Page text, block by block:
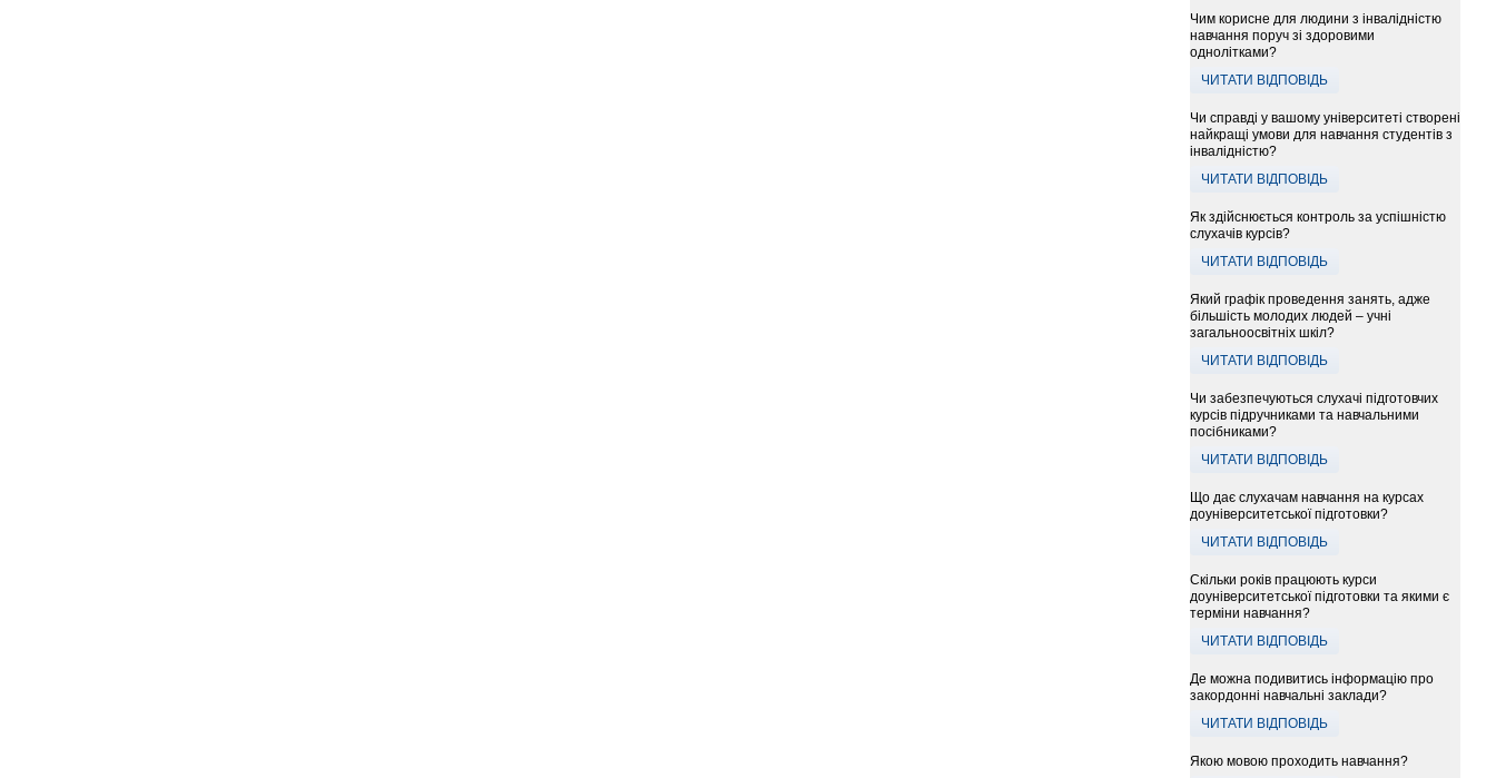
Чим корисне для людини з інвалідністю
навчання поруч зі здоровими
однолітками?
ЧИТАТИ ВІДПОВІДЬ
Чи справді у вашому університеті створені
найкращі умови для навчання студентів з
інвалідністю?
ЧИТАТИ ВІДПОВІДЬ
Як здійснюється контроль за успішністю
слухачів курсів?
ЧИТАТИ ВІДПОВІДЬ
Який графік проведення занять, адже
більшість молодих людей – учні
загальноосвітніх шкіл?
ЧИТАТИ ВІДПОВІДЬ
Чи забезпечуються слухачі підготовчих
курсів підручниками та навчальними
посібниками?
ЧИТАТИ ВІДПОВІДЬ
Що дає слухачам навчання на курсах
доуніверситетської підготовки?
ЧИТАТИ ВІДПОВІДЬ
Скільки років працюють курси
доуніверситетської підготовки та якими є
терміни навчання?
ЧИТАТИ ВІДПОВІДЬ
Де можна подивитись інформацію про
закордонні навчальні заклади?
ЧИТАТИ ВІДПОВІДЬ
Якою мовою проходить навчання?